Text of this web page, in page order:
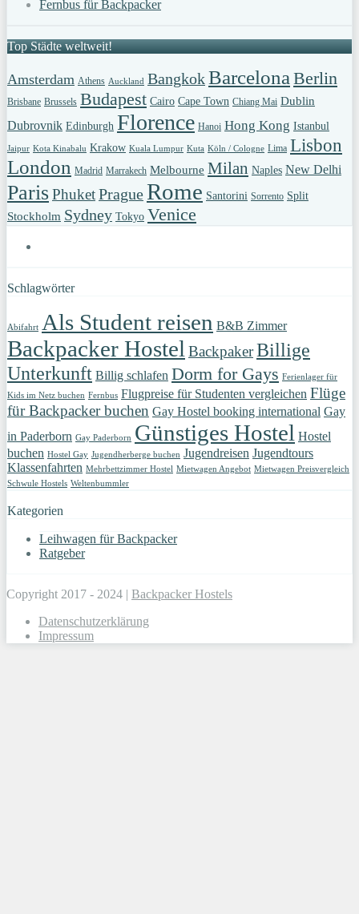
Fernbus für Backpacker
Top Städte weltweit!
Amsterdam Athens Auckland BangkokBarcelona Berlin
Brisbane Brussels Budapest Cairo Cape Town Chiang Mai Dublin
Dubrovnik Edinburgh Florence Hanoi Hong Kong Istanbul
Jaipur Kota Kinabalu Krakow Kuala Lumpur Kuta Köln / Cologne Lima Lisbon
London Madrid Marrakech Melbourne Milan Naples New Delhi
ParisPhuketPragueRome Santorini Sorrento Split
Stockholm Sydney Tokyo Venice
Schlagwörter
Abifahrt Als Student reisen B&B Zimmer
Backpacker Hostel BackpakerBillige
Unterkunft Billig schlafen Dorm for Gays Ferienlager für
Kids im Netz buchen Fernbus Flugpreise für Studenten vergleichen Flüge
für Backpacker buchen Gay Hostel booking international Gay
in Paderborn Gay Paderborn Günstiges Hostel Hostel
buchen Hostel Gay Jugendherberge buchen Jugendreisen Jugendtours
Klassenfahrten Mehrbettzimmer Hostel Mietwagen Angebot Mietwagen Preisvergleich
Schwule Hostels Weltenbummler
Kategorien
Leihwagen für Backpacker
Ratgeber
Copyright 2017 - 2024 | Backpacker Hostels
Datenschutzerklärung
Impressum